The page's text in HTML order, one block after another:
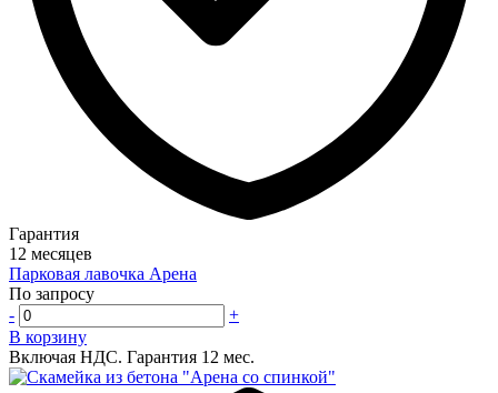
Гарантия
12 месяцев
Парковая лавочка Арена
По запросу
-
+
В корзину
Включая НДС. Гарантия 12 мес.